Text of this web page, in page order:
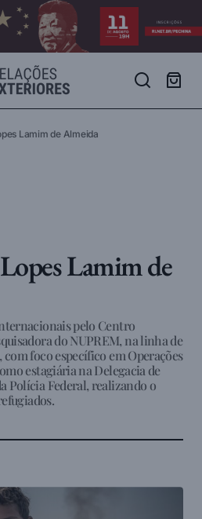
Lamim de Almeida
Lamim de
pelo Centro
do NUPREM, na linha de
foco específico em Operações
estagiária na Delegacia de
Polícia Federal, realizando o